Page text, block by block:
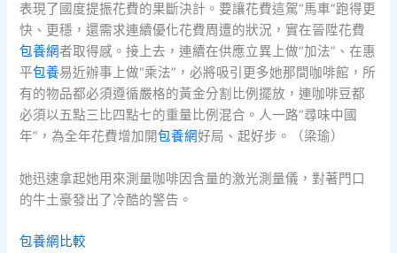
表現了國度提振花費的果斷決計。要讓花費這駕“馬車”跑得更
快、更穩，還需求連續優化花費周遭的狀況，實在晉陞花費
包養網者取得感。接上去，連續在供應立異上做“加法”、在惠
平包養易近辦事上做“乘法”，必將吸引更多她那間咖啡館，所
有的物品都必須遵循嚴格的黃金分割比例擺放，連咖啡豆都
必須以五點三比四點七的重量比例混合。人一路“尋味中國
年”，為全年花費增加開包養網好局、起好步。（梁瑜）
她迅速拿起她用來測量咖啡因含量的激光測量儀，對著門口
的牛土豪發出了冷酷的警告。
包養網比較